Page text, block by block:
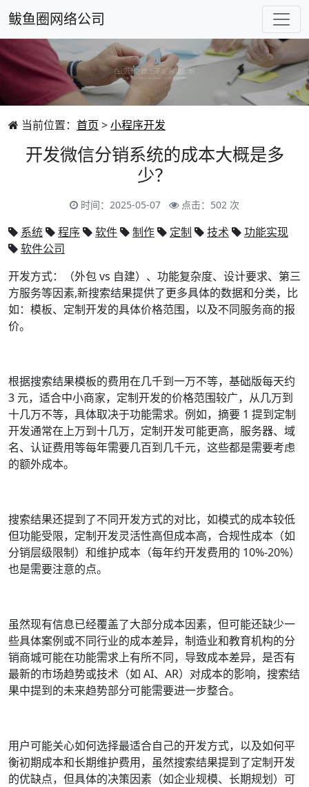
鲅鱼圈网络公司
当前位置： 首页 >小程序开发
开发微信分销系统的成本大概是多
少？
时间：2025-05-07 点击：502 次
系统 程序 软件 制作 定制 技术
功能实现
软件公司
开发方式：（外包 vs 自建）、功能复杂度、设计要求、第三
方服务等因素,新搜索结果提供了更多具体的数据和分类，比
如：模板、定制开发的具体价格范围，以及不同服务商的报
价。
根据搜索结果模板的费用在几千到一万不等，基础版每天约
3 元，适合中小商家，定制开发的价格范围较广，从几万到
十几万不等，具体取决于功能需求。例如，摘要 1 提到定制
开发通常在上万到十几万，定制开发可能更高，服务器、域
名、认证费用等每年需要几百到几千元，这些都是需要考虑
的额外成本。
搜索结果还提到了不同开发方式的对比，如模式的成本较低
但功能受限，定制开发灵活性高但成本高，合规性成本（如
分销层级限制）和维护成本（每年约开发费用的 10%-20%）
也是需要注意的点。
虽然现有信息已经覆盖了大部分成本因素，但可能还缺少一
些具体案例或不同行业的成本差异，制造业和教育机构的分
销商城可能在功能需求上有所不同，导致成本差异，是否有
最新的市场趋势或技术（如 AI、AR）对成本的影响，搜索结
果中提到的未来趋势部分可能需要进一步整合。
用户可能关心如何选择最适合自己的开发方式，以及如何平
衡初期成本和长期维护费用，虽然搜索结果提到了定制开发
的优缺点，但具体的决策因素（如企业规模、长期规划）可